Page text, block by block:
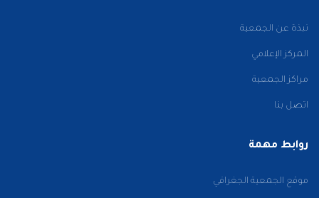
نبذة عن الجمعية
المركز الإعلامي
مراكز الجمعية
اتصل بنا
روابط مهمة
موقع الجمعية الجغرافي